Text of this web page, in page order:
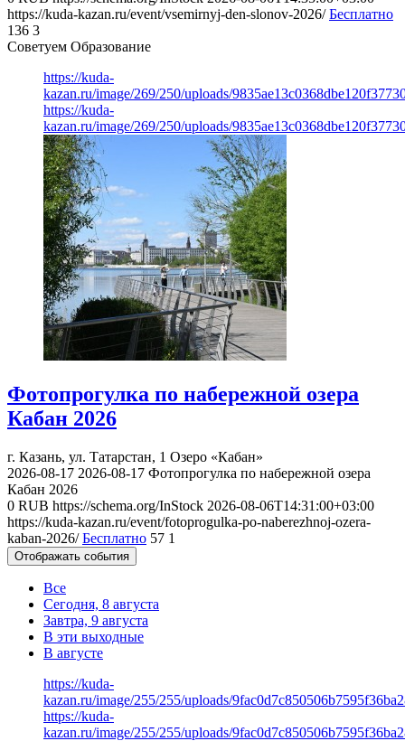
https://kuda-kazan.ru/event/vsemirnyj-den-slonov-2026/ Бесплатно
136 3
Советуем Образование
https://kuda-
kazan.ru/image/269/250/uploads/
https://kuda-
kazan.ru/image/269/250/uploads/
Фотопрогулка по набережной озера
Кабан 2026
г. Казань, ул. Татарстан, 1 Озеро «Кабан»
2026-08-17 2026-08-17 Фотопрогулка по набережной озера
Кабан 2026
0 RUB https://schema.org/InStock 2026-08-06T14:31:00+03:00
https://kuda-kazan.ru/event/fotoprogulka-po-naberezhnoj-ozera-
kaban-2026/ Бесплатно 57 1
Отображать события
Все
Сегодня, 8 августа
Завтра, 9 августа
В эти выходные
В августе
https://kuda-
kazan.ru/image/255/255/uploads/
https://kuda-
kazan.ru/image/255/255/uploads/